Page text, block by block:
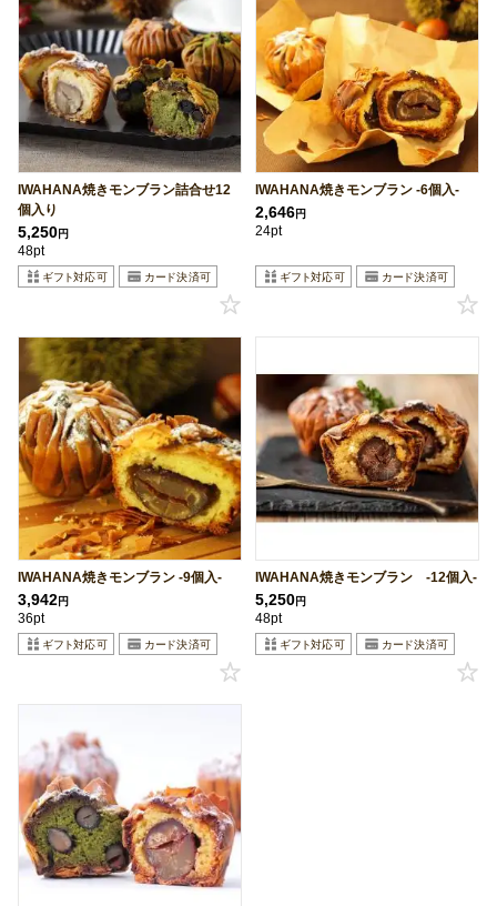
IWAHANA焼きモンブラン詰合せ12
個入り
5,250円
48pt
IWAHANA焼きモンブラン -6個入-
2,646円
24pt
IWAHANA焼きモンブラン -9個入-
3,942円
36pt
IWAHANA焼きモンブラン -12個入-
5,250円
48pt